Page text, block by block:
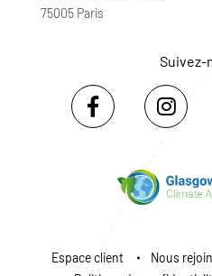
75005 Paris
Suivez-
Espace client Nous